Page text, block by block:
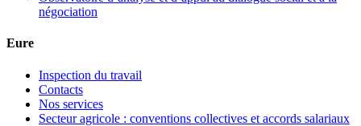
négociation
Eure
Inspection du travail
Contacts
Nos services
Secteur agricole : conventions collectives et accords salariaux